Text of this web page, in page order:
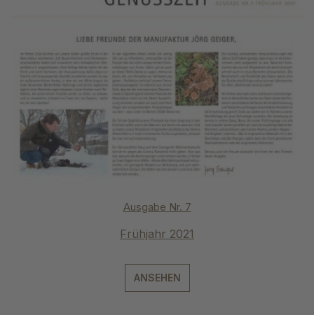
Ausgabe Nr. 7
Frühjahr 2021
ANSEHEN